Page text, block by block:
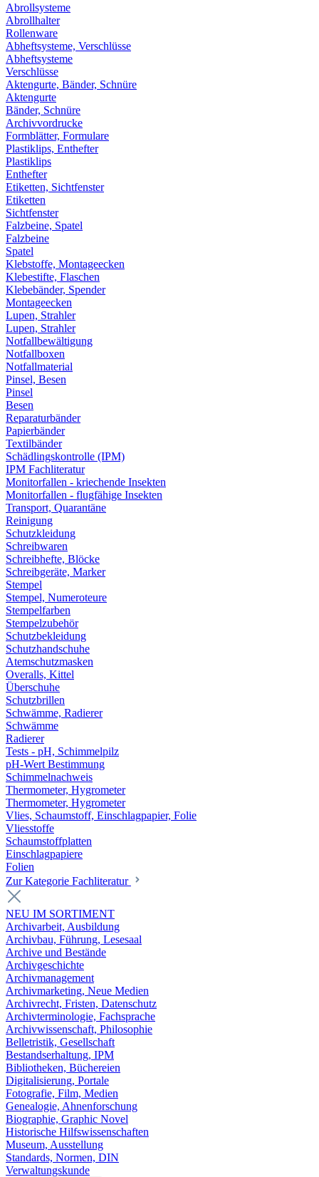
Abrollsysteme
Abrollhalter
Rollenware
Abheftsysteme, Verschlüsse
Abheftsysteme
Verschlüsse
Aktengurte, Bänder, Schnüre
Aktengurte
Bänder, Schnüre
Archivvordrucke
Formblätter, Formulare
Plastiklips, Enthefter
Plastiklips
Enthefter
Etiketten, Sichtfenster
Etiketten
Sichtfenster
Falzbeine, Spatel
Falzbeine
Spatel
Klebstoffe, Montageecken
Klebestifte, Flaschen
Klebebänder, Spender
Montageecken
Lupen, Strahler
Lupen, Strahler
Notfallbewältigung
Notfallboxen
Notfallmaterial
Pinsel, Besen
Pinsel
Besen
Reparaturbänder
Papierbänder
Textilbänder
Schädlingskontrolle (IPM)
IPM Fachliteratur
Monitorfallen - kriechende Insekten
Monitorfallen - flugfähige Insekten
Transport, Quarantäne
Reinigung
Schutzkleidung
Schreibwaren
Schreibhefte, Blöcke
Schreibgeräte, Marker
Stempel
Stempel, Numeroteure
Stempelfarben
Stempelzubehör
Schutzbekleidung
Schutzhandschuhe
Atemschutzmasken
Overalls, Kittel
Überschuhe
Schutzbrillen
Schwämme, Radierer
Schwämme
Radierer
Tests - pH, Schimmelpilz
pH-Wert Bestimmung
Schimmelnachweis
Thermometer, Hygrometer
Thermometer, Hygrometer
Vlies, Schaumstoff, Einschlagpapier, Folie
Vliesstoffe
Schaumstoffplatten
Einschlagpapiere
Folien
Zur Kategorie Fachliteratur
NEU IM SORTIMENT
Archivarbeit, Ausbildung
Archivbau, Führung, Lesesaal
Archive und Bestände
Archivgeschichte
Archivmanagement
Archivmarketing, Neue Medien
Archivrecht, Fristen, Datenschutz
Archivterminologie, Fachsprache
Archivwissenschaft, Philosophie
Belletristik, Gesellschaft
Bestandserhaltung, IPM
Bibliotheken, Büchereien
Digitalisierung, Portale
Fotografie, Film, Medien
Genealogie, Ahnenforschung
Biographie, Graphic Novel
Historische Hilfswissenschaften
Museum, Ausstellung
Standards, Normen, DIN
Verwaltungskunde